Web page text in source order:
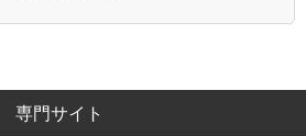
専門サイト